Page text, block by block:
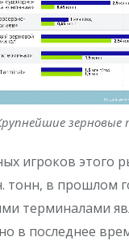
зерновые
игроков
тонн, в прошлом
терминалами
в последнее